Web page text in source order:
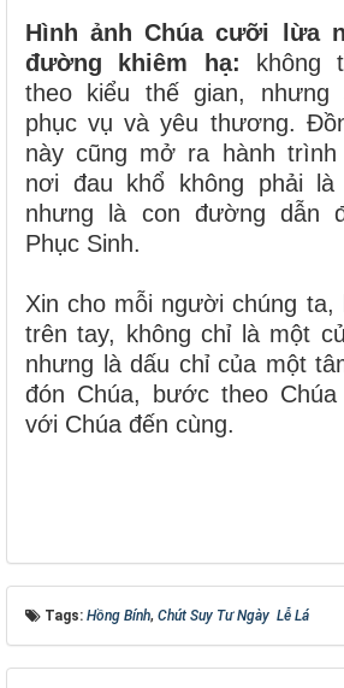
Hình ảnh Chúa cưỡi lừa
đường khiêm hạ: không
theo kiểu thế gian, nhưng
phục vụ và yêu thương.
này cũng mở ra hành
nơi đau khổ không phải là
nhưng là con đường dẫn
Phục Sinh.
Xin cho mỗi người chúng ta,
trên tay, không chỉ là một
nhưng là dấu chỉ của một
đón Chúa, bước theo
với Chúa đến cùng.
Tags: Hồng Bính, Chút Suy Tư Ngày Lễ Lá